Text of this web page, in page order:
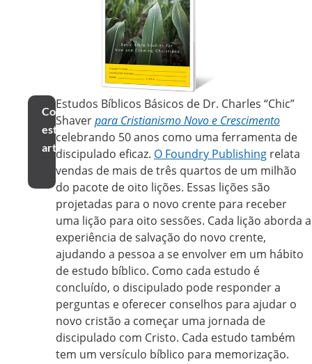
Compartilhar
este
artigo
Estudos Bíblicos Básicos de Dr. Charles “Chic”
Shaverpara Cristianismo Novo e Crescimento
celebrando 50 anos como uma ferramenta de
discipulado eficaz. O Foundry Publishing relata
vendas de mais de três quartos de um milhão
do pacote de oito lições. Essas lições são
projetadas para o novo crente para receber
uma lição para oito sessões. Cada lição aborda a
experiência de salvação do novo crente,
ajudando a pessoa a se envolver em um hábito
de estudo bíblico. Como cada estudo é
concluído, o discipulado pode responder a
perguntas e oferecer conselhos para ajudar o
novo cristão a começar uma jornada de
discipulado com Cristo. Cada estudo também
tem um versículo bíblico para memorização.